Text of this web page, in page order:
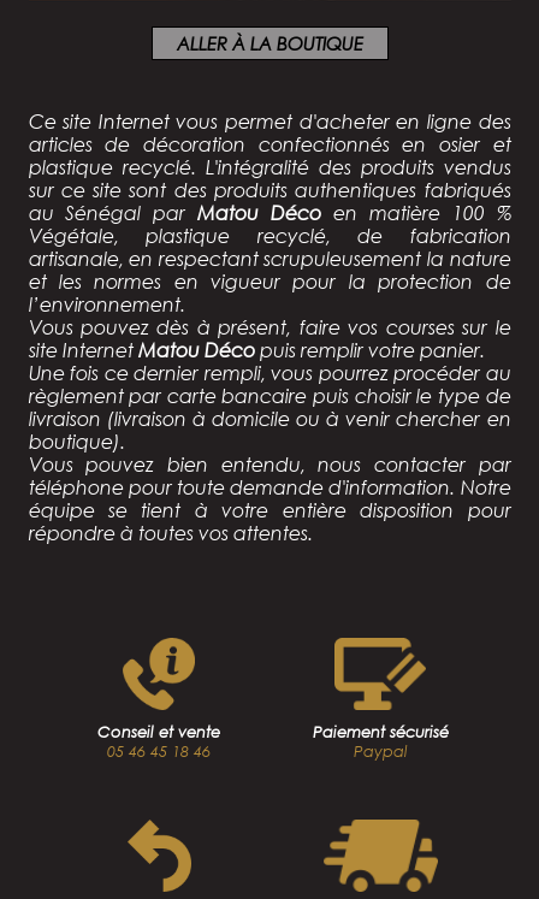
ALLER À LA BOUTIQUE
Ce site Internet vous permet d'acheter en ligne des
articles de décoration confectionnésen osier et
plastique recyclé. L'intégralité des produits vendus
sur ce site sont des produits authentiques fabriqués
au Sénégal parMatou Déco en matière 100 %
Végétale, plastique recyclé, de fabrication
artisanale, en respectant scrupuleusement la nature
et les normes en vigueur pour la protection de
l’environnement.
Vous pouvez dès à présent, faire vos courses sur le
site Internet Matou Décopuis remplir votre panier.
Une fois ce dernier rempli, vous pourrez procéder au
règlement par carte bancaire puis choisir le type de
livraison (livraison à domicile ou à venir chercher en
boutique).
Vous pouvez bien entendu, nous contacter par
téléphone pour toute demande d'information. Notre
équipe se tient à votre entière disposition pour
répondre à toutes vos attentes.
Conseil et vente
05 46 45 18 46
Paiement sécurisé
Paypal